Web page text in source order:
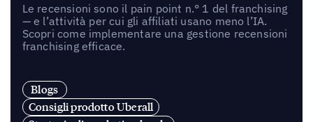
Le recensioni sono il pain point n.° 1 del franchising
— e l’attività per cui gli affiliati usano meno l’IA.
Scopri come implementare una gestione recensioni
franchising efficace.
Blogs
Consigli prodotto Uberall